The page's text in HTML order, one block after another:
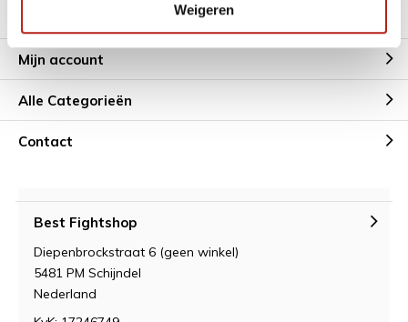
Weigeren
Mijn account
Alle Categorieën
Contact
Best Fightshop
Diepenbrockstraat 6 (geen winkel)
5481 PM Schijndel
Nederland